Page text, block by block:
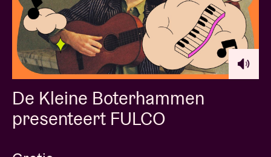
De Kleine Boterhammen
presenteert FULCO